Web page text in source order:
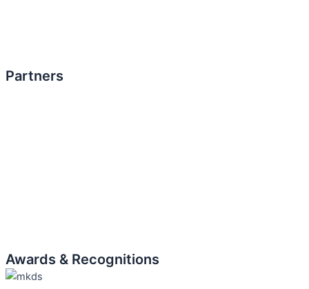
Partners
Awards & Recognitions